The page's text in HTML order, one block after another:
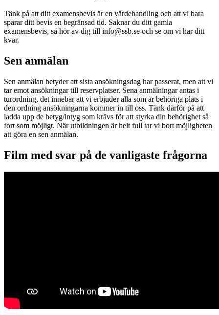
Tänk på att ditt examensbevis är en värdehandling och att vi bara
sparar ditt bevis en begränsad tid. Saknar du ditt gamla
examensbevis, så hör av dig till info@ssb.se och se om vi har ditt
kvar.
Sen anmälan
Sen anmälan betyder att sista ansökningsdag har passerat, men att vi
tar emot ansökningar till reservplatser. Sena anmälningar antas i
turordning, det innebär att vi erbjuder alla som är behöriga plats i
den ordning ansökningarna kommer in till oss. Tänk därför på att
ladda upp de betyg/intyg som krävs för att styrka din behörighet så
fort som möjligt. När utbildningen är helt full tar vi bort möjligheten
att göra en sen anmälan.
Film med svar på de vanligaste frågorna